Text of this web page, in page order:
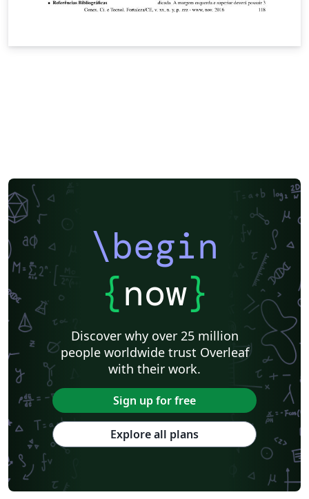
\begin
{now}
Discover why over 25 million
people worldwide trust Overleaf
with their work.
Sign up for free
Explore all plans